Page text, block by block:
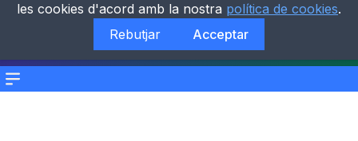
Menu
les cookies d'acord amb la nostra política de cookies.
Rebutjar
Acceptar